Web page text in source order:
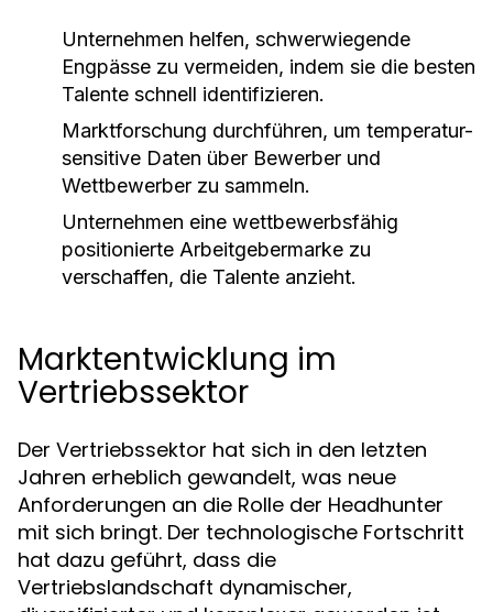
Unternehmen helfen, schwerwiegende
Engpässe zu vermeiden, indem sie die besten
Talente schnell identifizieren.
Marktforschung durchführen, um temperatur-
sensitive Daten über Bewerber und
Wettbewerber zu sammeln.
Unternehmen eine wettbewerbsfähig
positionierte Arbeitgebermarke zu
verschaffen, die Talente anzieht.
Marktentwicklung im
Vertriebssektor
Der Vertriebssektor hat sich in den letzten
Jahren erheblich gewandelt, was neue
Anforderungen an die Rolle der Headhunter
mit sich bringt. Der technologische Fortschritt
hat dazu geführt, dass die
Vertriebslandschaft dynamischer,